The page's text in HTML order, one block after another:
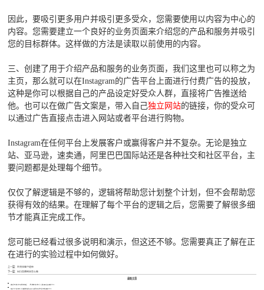
因此，要吸引更多用户并吸引更多受众，您需要使用以内容为中心的
内容。您需要建立一个良好的业务页面来介绍您的产品和服务并吸引
您的目标群体。这样做的方法是读取以前使用的内容。
三、创建了用于介绍产品和服务的业务页面，我们这里也可以称之为
主页，那么就可以在Instagram的广告平台上面进行付费广告的投放，
这种是你可以根据自己的产品设定好受众人群，直接将广告推送给
他。也可以在做广告文案是，带入自己独立网站的链接，你的受众可
以通过广告直接点击进入网站或者平台进行购物。
Instagram在任何平台上发展客户或赢得客户并不复杂。无论是独立
站、亚马逊，速卖通，阿里巴巴国际站还是各种社交和社区平台，主
要问题都是处理每个细节。
仅仅了解逻辑是不够的，逻辑将帮助您计划整个计划，但不会帮助您
获得有效的结果。在理解了每个平台的逻辑之后，您需要了解很多细
节才能真正完成工作。
您可能已经看过很多说明和演示，但这还不够。您需要真正了解在正
在进行的实验过程中如何做好。
上一篇：外贸找客户途径
下一篇：出口品牌网站怎么做
最新文章
做汽车灯遥控板，品牌方怎么选平台避坑？
独立站婴儿辅助轮SEO成本优化咋避坑？